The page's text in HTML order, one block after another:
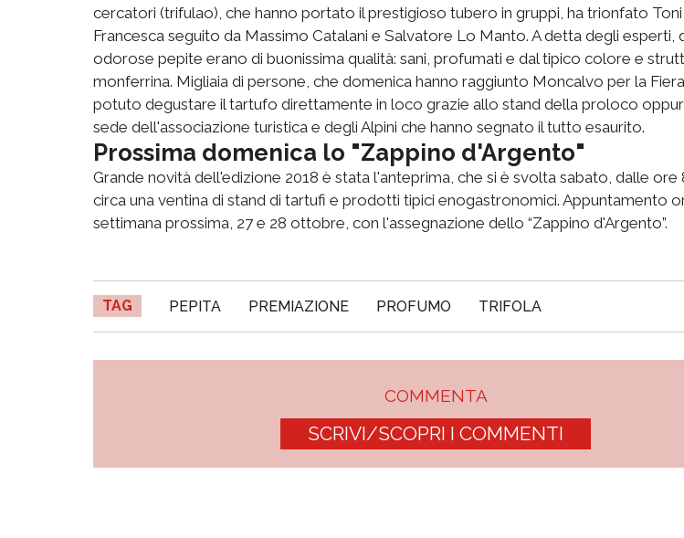
cercatori (trifulao), che hanno portato il prestigioso tubero in gruppi, ha trionfato
Francesca seguito da Massimo Catalani e Salvatore Lo Manto. A detta degli esperti,
odorose pepite erano di buonissima qualità: sani, profumati e dal tipico colore e
monferrina. Migliaia di persone, che domenica hanno raggiunto Moncalvo per la
potuto degustare il tartufo direttamente in loco grazie allo stand della proloco
sede dell'associazione turistica e degli Alpini che hanno segnato il tutto esaurito.
Prossima domenica lo "Zappino d'Argento"
Grande novità dell'edizione 2018 è stata l'anteprima, che si è svolta sabato, dalle ore
circa una ventina di stand di tartufi e prodotti tipici enogastronomici. Appuntamento
settimana prossima, 27 e 28 ottobre, con l'assegnazione dello “Zappino d'Argento”.
TAG PEPITA PREMIAZIONE PROFUMO TRIFOLA
COMMENTA
SCRIVI/SCOPRI I COMMENTI